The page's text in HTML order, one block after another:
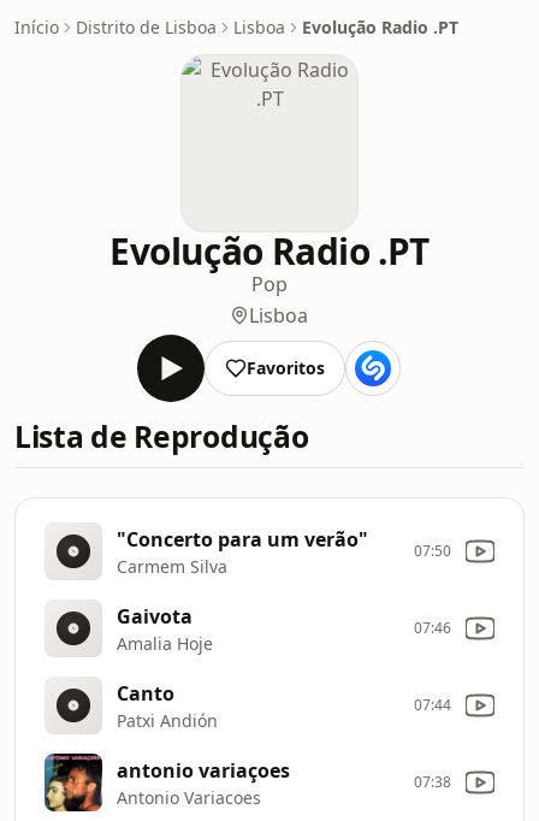
Início Distrito de Lisboa Lisboa Evolução Radio .PT
Evolução Radio .PT
Pop
Lisboa
Favoritos
Lista de Reprodução
"Concerto para um verão"
Carmem Silva
07:50
Gaivota
Amalia Hoje
07:46
Canto
Patxi Andión
07:44
antonio variaçoes
Antonio Variacoes
07:38